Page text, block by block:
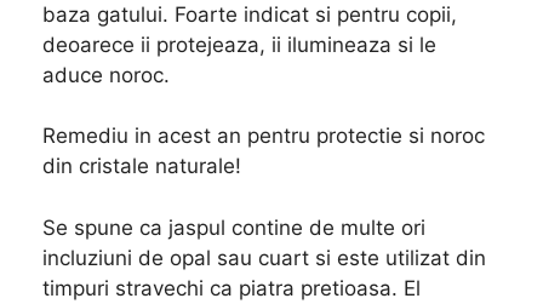
baza gatului. Foarte indicat si pentru copii,
deoarece ii protejeaza, ii ilumineaza si le
aduce noroc.
Remediu in acest an pentru protectie si noroc
din cristale naturale!
Se spune ca jaspul contine de multe ori
incluziuni de opal sau cuart si este utilizat din
timpuri stravechi ca piatra pretioasa. El